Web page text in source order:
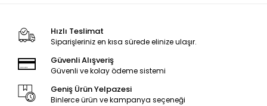
Hızlı Teslimat
Siparişleriniz en kısa sürede elinize ulaşır.
Güvenli Alışveriş
Güvenli ve kolay ödeme sistemi
Geniş Ürün Yelpazesi
Binlerce ürün ve kampanya seçeneği